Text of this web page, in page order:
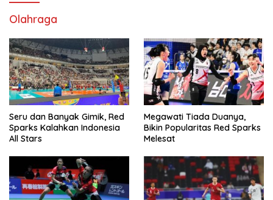
Olahraga
Seru dan Banyak Gimik, Red
Sparks Kalahkan Indonesia
All Stars
Megawati Tiada Duanya,
Bikin Popularitas Red Sparks
Melesat